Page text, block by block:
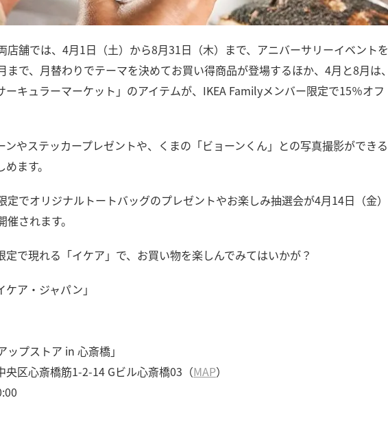
店舗では、4月1日（土）から8月31日（木）まで、アニバーサリーイベントを
まで、月替わりでテーマを決めてお買い得商品が登場するほか、4月と8月は、
ーキュラーマーケット」のアイテムが、IKEA Familyメンバー限定で15％オフ
ンやステッカープレゼントや、くまの「ビョーンくん」との写真撮影ができる
ます。
定でオリジナルトートバッグのプレゼントやお楽しみ抽選会が4月14日（金）
されます。
定で現れる「イケア」で、お買い物を楽しんでみてはいかが？
ア・ジャパン」
ップストア in 心斎橋」
央区心斎橋筋1-2-14 Gビル心斎橋03（MAP）